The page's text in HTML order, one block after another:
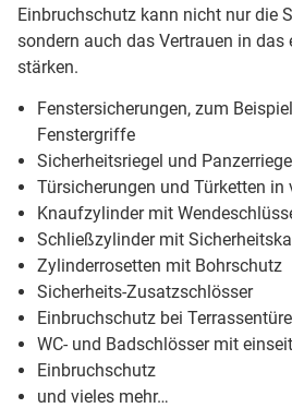
Einbruchschutz kann nicht nur die
sondern auch das Vertrauen in das
stärken.
Fenstersicherungen, zum
Fenstergriffe
Sicherheitsriegel und Panzerriegel
Türsicherungen und Türketten in
Knaufzylinder mit
Schließzylinder mit
Zylinderrosetten mit Bohrschutz
Sicherheits-Zusatzschlösser
Einbruchschutz bei
WC- und Badschlösser mit
Einbruchschutz
und vieles mehr…